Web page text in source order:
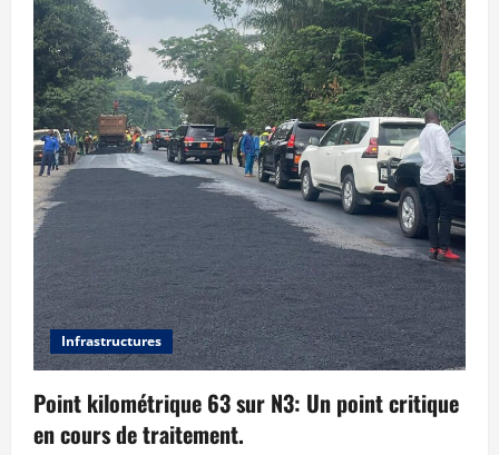
Infrastructures
Point kilométrique 63 sur N3: Un point critique
en cours de traitement.